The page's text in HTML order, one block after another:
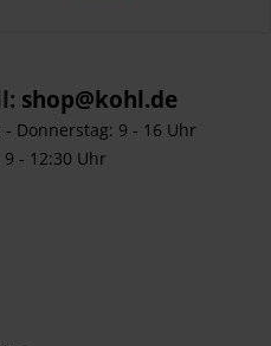
shop@kohl.de
- Donnerstag: 9 - 16 Uhr
9 - 12:30 Uhr